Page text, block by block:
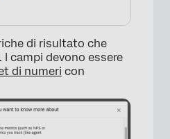
di risultato che
I campi devono essere
di numeri con